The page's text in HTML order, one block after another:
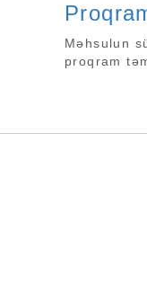
Məhsulun
proqram